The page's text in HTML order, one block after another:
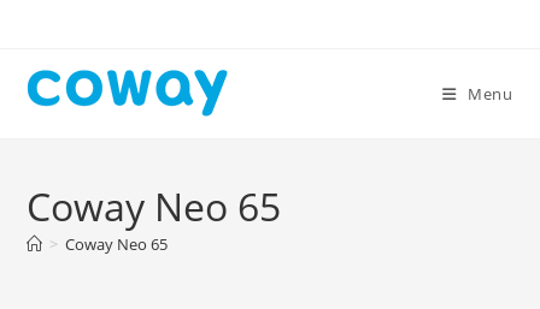
content
Menu
Coway Neo 65
> Coway Neo 65